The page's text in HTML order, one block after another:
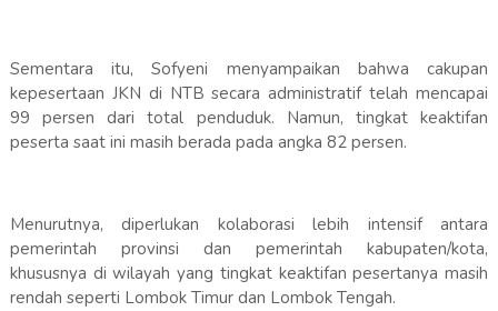
Sementara itu, Sofyeni menyampaikan bahwa cakupan
kepesertaan JKN di NTB secara administratif telah mencapai
99 persen dari total penduduk. Namun, tingkat keaktifan
peserta saat ini masih berada pada angka 82 persen.
Menurutnya, diperlukan kolaborasi lebih intensif antara
pemerintah provinsi dan pemerintah kabupaten/kota,
khususnya di wilayah yang tingkat keaktifan pesertanya masih
rendah seperti Lombok Timur dan Lombok Tengah.